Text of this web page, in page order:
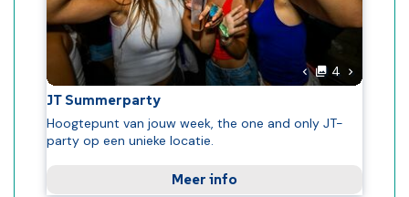
Vorige foto
4 foto's
Volgende
JT Summerparty
Hoogtepunt van jouw week, the one and only JT-
party op een unieke locatie.
Meer info